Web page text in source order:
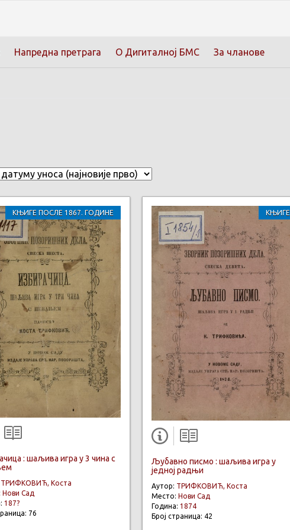
Напредна претрага О Дигиталној БМС За чланове
КЊИГЕ ПОСЛЕ 1867. ГОДИНЕ
: шаљива игра у 3 чина с
ТРИФКОВИЋ, Коста
Нови Сад
187?
76
КЊИГЕ
Љубавно писмо : шаљива игра у
једној радњи
Аутор: ТРИФКОВИЋ, Коста
Место: Нови Сад
Година: 1874
Број страница: 42